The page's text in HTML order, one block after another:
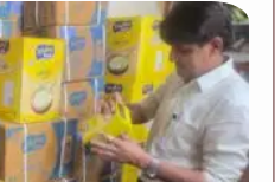
g
er
p
p